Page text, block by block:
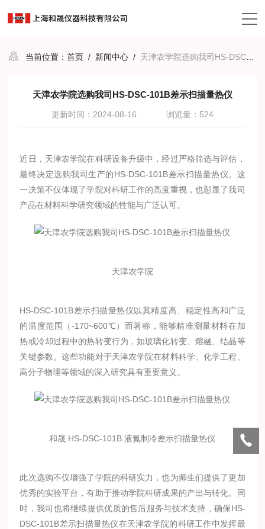
当前位置：首页 / 新闻中心 / 天津农学院选购我司HS-DSC-101B差示扫描量热仪
天津农学院选购我司HS-DSC-101B差示扫描量热仪
更新时间：2024-08-16 浏览量：524
近日，天津农学院在科研设备升级中，经过严格筛选与评估，
最终决定选购我司生产的HS-DSC-101B差示扫描量热仪。这
一决策不仅体现了学院对科研工作的高度重视，也彰显了我司
产品在材料科学研究领域的性能与广泛认可。
天津农学院
HS-DSC-101B差示扫描量热仪以其精度高 、稳定性高和广泛
的温度范围（-170~600℃）而著称，能够精准测量材料在加
热或冷却过程中的热转变行为，如玻璃化转变、熔融、结晶等
关键参数。这些功能对于天津农学院在材料科学、化学工程、
高分子物理等领域的深入研究具有重要意义。
和晟 HS-DSC-101B 液氮制冷差示扫描量热仪
此次选购不仅增强了学院的科研实力，也为师生们提供了更加
优秀的实验平台，有助于推动学院科研成果的产出与转化。同
时，我司也将继续提供优质的售后服务与技术支持，确保HS-
DSC-101B差示扫描量热仪在天津农学院的科研工作中发挥最